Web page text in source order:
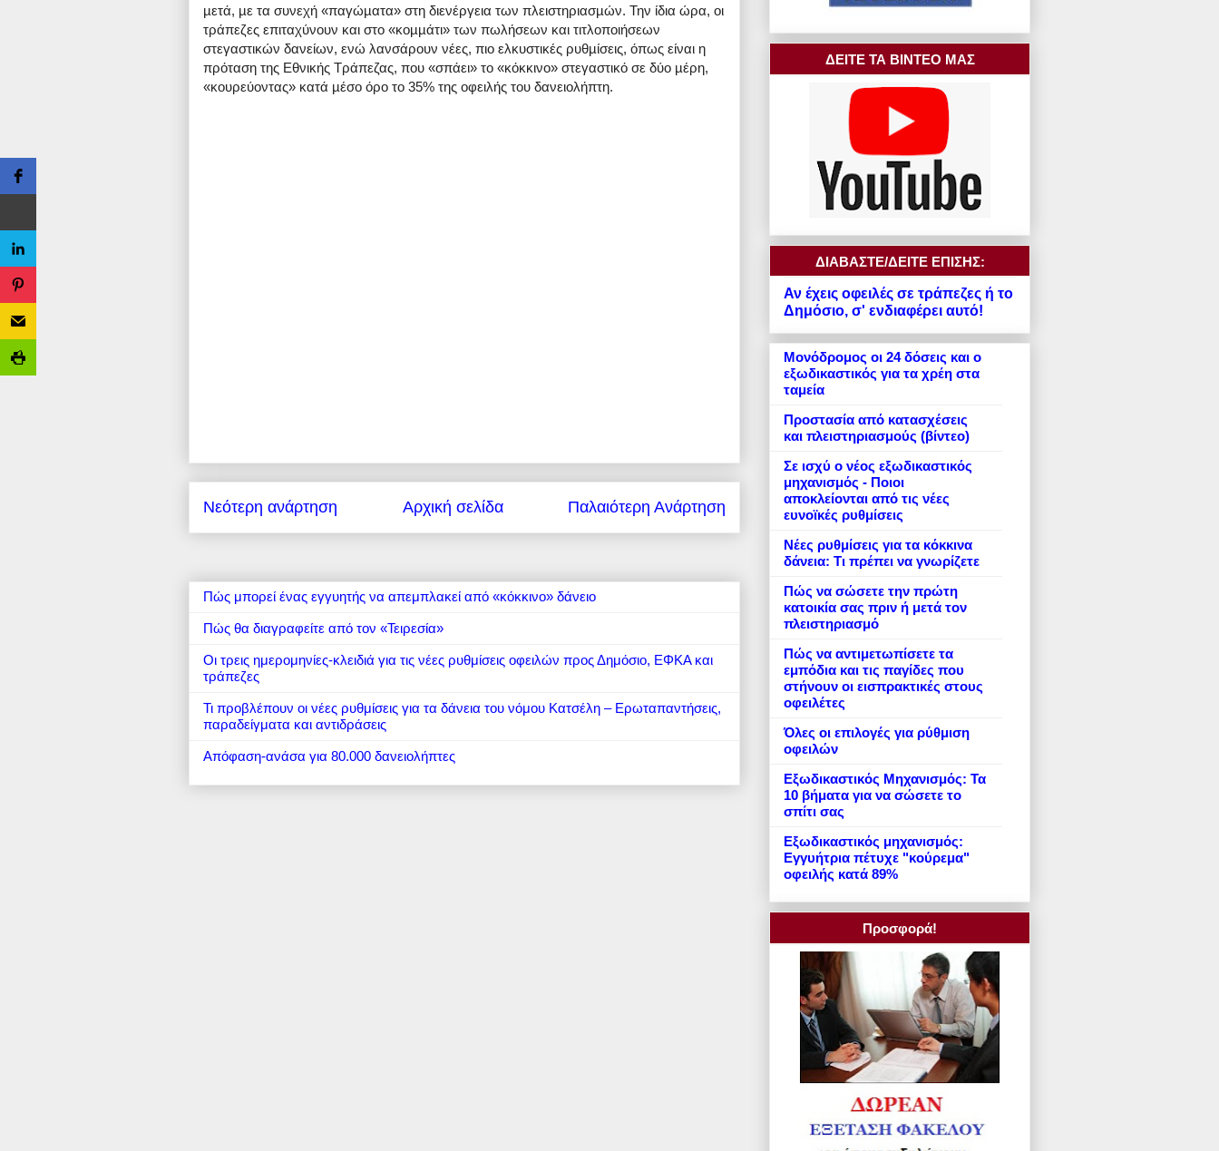
µετά, µε τα συνεχή «παγώµατα» στη διενέργεια των πλειστηριασµών. Την ίδια ώρα, οι
τράπεζες επιταχύνουν και στο «κοµµάτι» των πωλήσεων και τιτλοποιήσεων
στεγαστικών δανείων, ενώ λανσάρουν νέες, πιο ελκυστικές ρυθµίσεις, όπως είναι η
πρόταση της Εθνικής Τράπεζας, που «σπάει» το «κόκκινο» στεγαστικό σε δύο µέρη,
«κουρεύοντας» κατά µέσο όρο το 35% της οφειλής του δανειολήπτη.
Νεότερη ανάρτηση Παλαιότερη Ανάρτηση
Αρχική σελίδα
Πώς μπορεί ένας εγγυητής να απεμπλακεί από «κόκκινο» δάνειο
Πώς θα διαγραφείτε από τον «Τειρεσία»
Οι τρεις ημερομηνίες-κλειδιά για τις νέες ρυθμίσεις οφειλών προς Δημόσιο, ΕΦΚΑ και
τράπεζες
Τι προβλέπουν οι νέες ρυθμίσεις για τα δάνεια του νόμου Κατσέλη – Ερωταπαντήσεις,
παραδείγματα και αντιδράσεις
Απόφαση-ανάσα για 80.000 δανειολήπτες
ΔΕΙΤΕ ΤΑ ΒΙΝΤΕΟ ΜΑΣ
ΔΙΑΒΑΣΤΕ/ΔΕΙΤΕ ΕΠΙΣΗΣ:
Αν έχεις οφειλές σε τράπεζες ή το
Δημόσιο, σ' ενδιαφέρει αυτό!
Μονόδρομος οι 24 δόσεις και ο
εξωδικαστικός για τα χρέη στα
ταμεία
Προστασία από κατασχέσεις
και πλειστηριασμούς (βίντεο)
Σε ισχύ ο νέος εξωδικαστικός
μηχανισμός - Ποιοι
αποκλείονται από τις νέες
ευνοϊκές ρυθμίσεις
Νέες ρυθμίσεις για τα κόκκινα
δάνεια: Τι πρέπει να γνωρίζετε
Πώς να σώσετε την πρώτη
κατοικία σας πριν ή μετά τον
πλειστηριασμό
Πώς να αντιμετωπίσετε τα
εμπόδια και τις παγίδες που
στήνουν οι εισπρακτικές στους
οφειλέτες
Όλες οι επιλογές για ρύθμιση
οφειλών
Εξωδικαστικός Μηχανισμός: Τα
10 βήματα για να σώσετε το
σπίτι σας
Εξωδικαστικός μηχανισμός:
Εγγυήτρια πέτυχε "κούρεμα"
οφειλής κατά 89%
Προσφορά!